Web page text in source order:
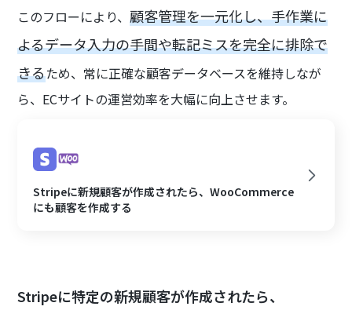
このフローにより、顧客管理を一元化し、手作業に
よるデータ入力の手間や転記ミスを完全に排除で
きるため、常に正確な顧客データベースを維持しなが
ら、ECサイトの運営効率を大幅に向上させます。
Stripeに新規顧客が作成されたら、WooCommerce
にも顧客を作成する
Stripeに特定の新規顧客が作成されたら、